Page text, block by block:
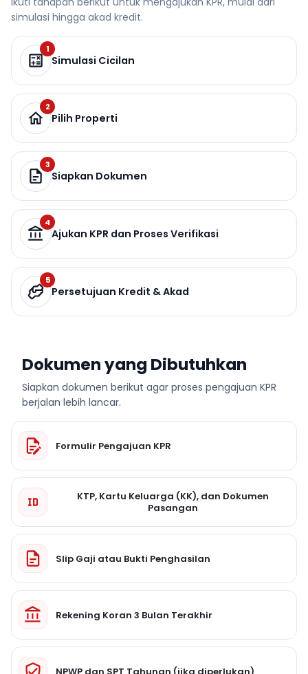
simulasi hingga akad kredit.
1
Simulasi Cicilan
2
Pilih Properti
3
Siapkan Dokumen
4
Ajukan KPR dan Proses Verifikasi
5
Persetujuan Kredit & Akad
Dokumen yang Dibutuhkan
Siapkan dokumen berikut agar proses pengajuan KPR
berjalan lebih lancar.
Formulir Pengajuan KPR
KTP, Kartu Keluarga (KK), dan Dokumen
Pasangan
Slip Gaji atau Bukti Penghasilan
Rekening Koran 3 Bulan Terakhir
NPWP dan SPT Tahunan (jika diperlukan)